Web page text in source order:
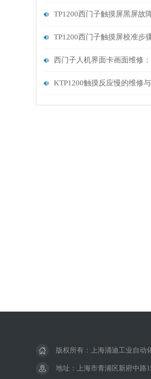
版权所有：上海涌迪工业自动
地址：上海市青浦区新府中路